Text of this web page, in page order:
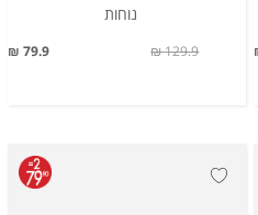
נוחות
79.9 ₪ 129.9 ₪